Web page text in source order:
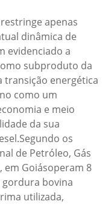
apenas
dinâmica de
evidenciado a
subproduto da
transição energética
como um
e meio
da sua
os
de Petróleo, Gás
em Goiásoperam 8
gordura bovina
utilizada,